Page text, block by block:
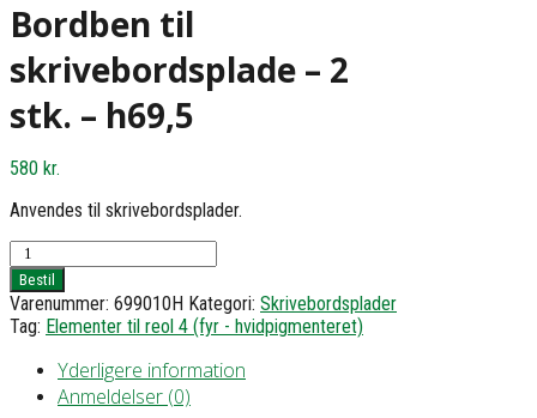
Bordben til
skrivebordsplade – 2
stk. – h69,5
580 kr.
Anvendes til skrivebordsplader.
Bordben
til
skrivebordsplade
-
2
h69,5
Bestil
Varenummer: 699010H Kategori: Skrivebordsplader
Tag: Elementer til reol 4 (fyr - hvidpigmenteret)
Yderligere information
Anmeldelser (0)